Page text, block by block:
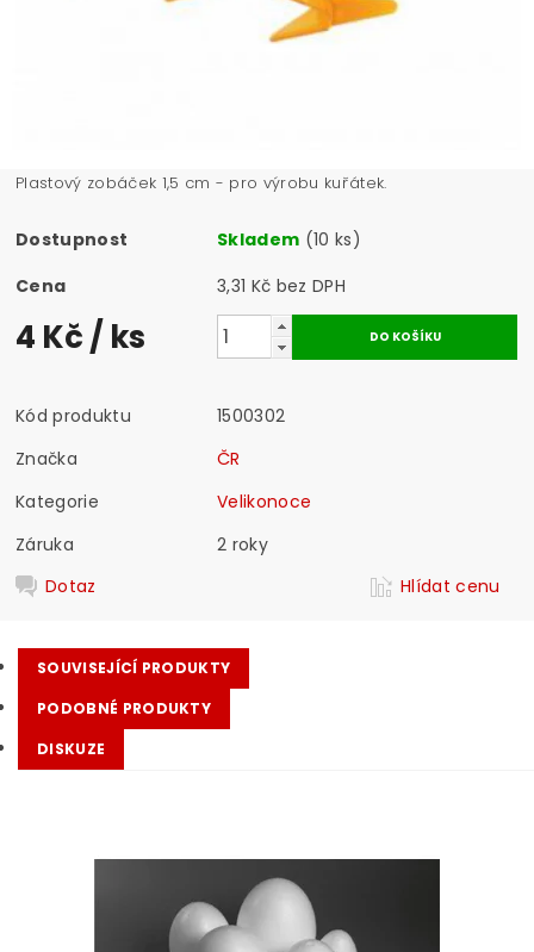
Plastový zobáček 1,5 cm - pro výrobu kuřátek.
Dostupnost Skladem (10 ks)
Cena
3,31 Kč bez DPH
4 Kč/ ks
Kód produktu
1500302
Značka
ČR
Kategorie
Velikonoce
Záruka
2 roky
Dotaz
Hlídat cenu
SOUVISEJÍCÍ PRODUKTY
PODOBNÉ PRODUKTY
DISKUZE